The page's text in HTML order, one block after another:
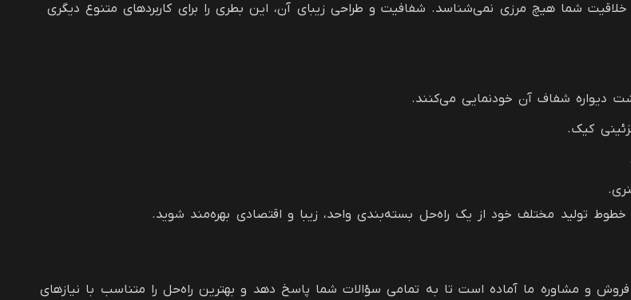
شما هیچ مرزی نمی‌شناسد. شفافیت و طراحی زیبای آن، این بطری را برای کاربردهای متنوع دیگری
دیواره شفاف آن خودنمایی می‌کنند.
کیک.
تولید مختلف خود از یک راه‌حل بسته‌بندی واحد، زیبا و اقتصادی بهره‌مند شوید.
شما ساده کرده‌ایم. تیم فروش و مشاوره ما آماده است تا به تمامی سؤالات شما پاسخ دهد و بهترین راه‌حل را متناسب با نیازهای